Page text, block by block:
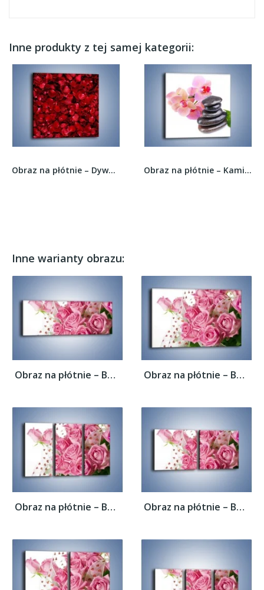
Inne produkty z tej samej kategorii:
Obraz na płótnie – Dywan usłany płatkami róż –... Obraz na płótnie – Kamień liść czy kwiaty –...
Inne warianty obrazu:
Obraz na płótnie – Bukiet pełny miłości –... Obraz na płótnie – Bukiet pełny miłości –...
Obraz na płótnie – Bukiet pełny miłości –... Obraz na płótnie – Bukiet pełny miłości –...